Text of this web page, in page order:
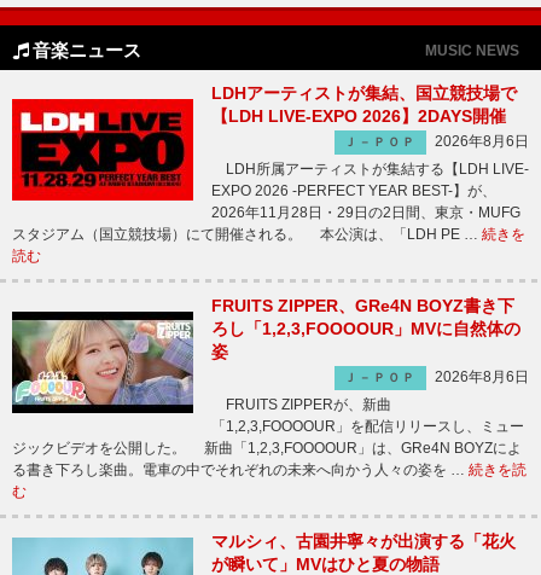
音楽ニュース MUSIC NEWS
LDHアーティストが集結、国立競技場で
【LDH LIVE-EXPO 2026】2DAYS開催
Ｊ－ＰＯＰ
2026年8月6日
LDH所属アーティストが集結する【LDH LIVE-
EXPO 2026 -PERFECT YEAR BEST-】が、
2026年11月28日・29日の2日間、東京・MUFG
スタジアム（国立競技場）にて開催される。 本公演は、「LDH PE … 続きを
読む
FRUITS ZIPPER、GRe4N BOYZ書き下
ろし「1,2,3,FOOOOUR」MVに自然体の
姿
Ｊ－ＰＯＰ
2026年8月6日
FRUITS ZIPPERが、新曲
「1,2,3,FOOOOUR」を配信リリースし、ミュー
ジックビデオを公開した。 新曲「1,2,3,FOOOOUR」は、GRe4N BOYZによ
る書き下ろし楽曲。電車の中でそれぞれの未来へ向かう人々の姿を … 続きを読
む
マルシィ、古園井寧々が出演する「花火
が瞬いて」MVはひと夏の物語